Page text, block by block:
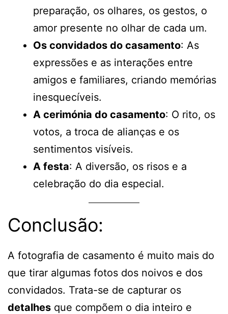
preparação, os olhares, os gestos, o
amor presente no olhar de cada um.
Os convidados do casamento: As
expressões e as interações entre
amigos e familiares, criando memórias
inesquecíveis.
A cerimónia do casamento: O rito, os
votos, a troca de alianças e os
sentimentos visíveis.
A festa: A diversão, os risos e a
celebração do dia especial.
Conclusão:
A fotografia de casamento é muito mais do
que tirar algumas fotos dos noivos e dos
convidados. Trata-se de capturar os
detalhes que compõem o dia inteiro e